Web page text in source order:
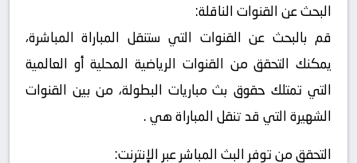
البحث عن القنوات الناقلة:
قم بالبحث عن القنوات التي ستنقل المباراة المباشرة،
يمكنك التحقق من القنوات الرياضية المحلية أو العالمية
التي تمتلك حقوق بث مباريات البطولة، من بين القنوات
الشهيرة التي قد تنقل المباراة هي .
التحقق من توفر البث المباشر عبر الإنترنت: